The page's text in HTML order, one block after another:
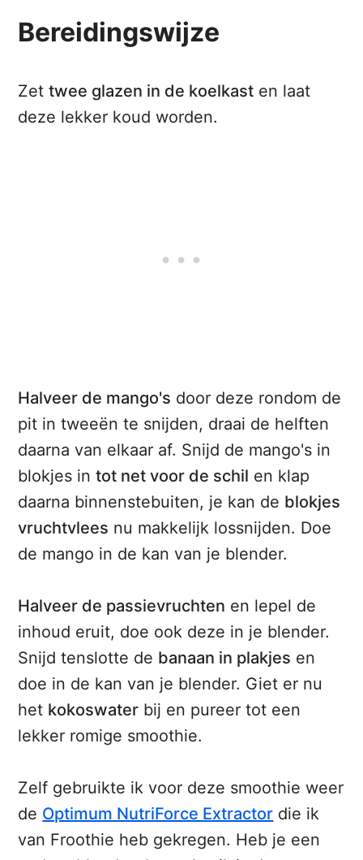
Bereidingswijze
Zettwee glazen in de koelkast en laat
deze lekker koud worden.
Halveer de mango's door deze rondom de
pit in tweeën te snijden, draai de helften
daarna van elkaar af. Snijd de mango's in
blokjes intot net voor de schil en klap
daarna binnenstebuiten, je kan de blokjes
vruchtvlees nu makkelijk lossnijden. Doe
de mango in de kan van je blender.
Halveer de passievruchten en lepel de
inhoud eruit, doe ook deze in je blender.
Snijd tenslotte de banaan in plakjes en
doe in de kan van je blender. Giet er nu
het kokoswater bij en pureer tot een
lekker romige smoothie.
Zelf gebruikte ik voor deze smoothie weer
de Optimum NutriForce Extractor die ik
van Froothie heb gekregen. Heb je een